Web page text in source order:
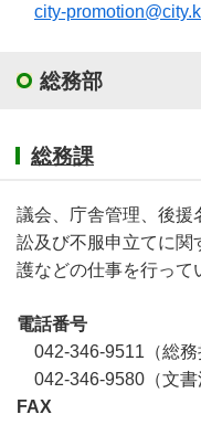
city-
総務部
総務課
議会、庁舎管理、後援
訟及び不服申立てに関
護などの仕事を行って
電話番号
042-346-9511（総務
042-346-9580（文書
FAX